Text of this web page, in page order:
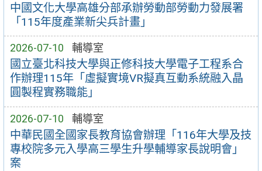
中國文化大學高雄分部承辦勞動部勞動力發展署
「115年度產業新尖兵計畫」
2026-07-10 輔導室
國立臺北科技大學與正修科技大學電子工程系合
作辦理115年「虛擬實境VR擬真互動系統融入晶
圓製程實務職能」
2026-07-10 輔導室
中華民國全國家長教育協會辦理「116年大學及技
專校院多元入學高三學生升學輔導家長說明會」
案